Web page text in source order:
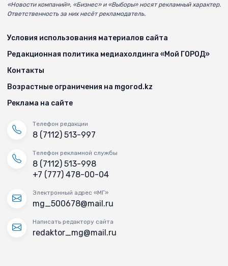
«Новости компаний», «Бизнес» и «Выборы» носят рекламный характер.
Ответственность за них несёт рекламодатель.
Условия использования материалов сайта
Редакционная политика медиахолдинга «Мой ГОРОД»
Контакты
Возрастные ограничения на mgorod.kz
Реклама на сайте
Телефон редакции
8 (7112) 513-997
Телефон рекламной службы
8 (7112) 513-998
+7 (777) 478-00-04
Электронный адрес «МГ»
mg_500678@mail.ru
Написать редактору сайта
redaktor_mg@mail.ru